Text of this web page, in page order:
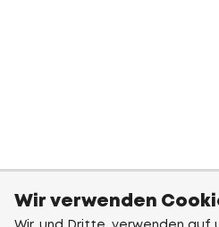
Wir verwenden